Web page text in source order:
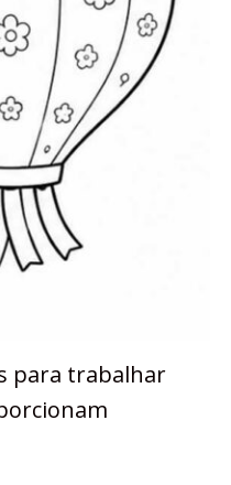
para trabalhar